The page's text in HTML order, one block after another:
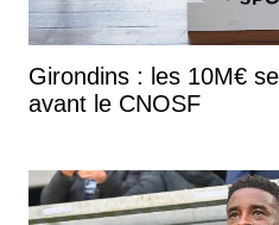
Girondins : les 10M€
avant le CNOSF